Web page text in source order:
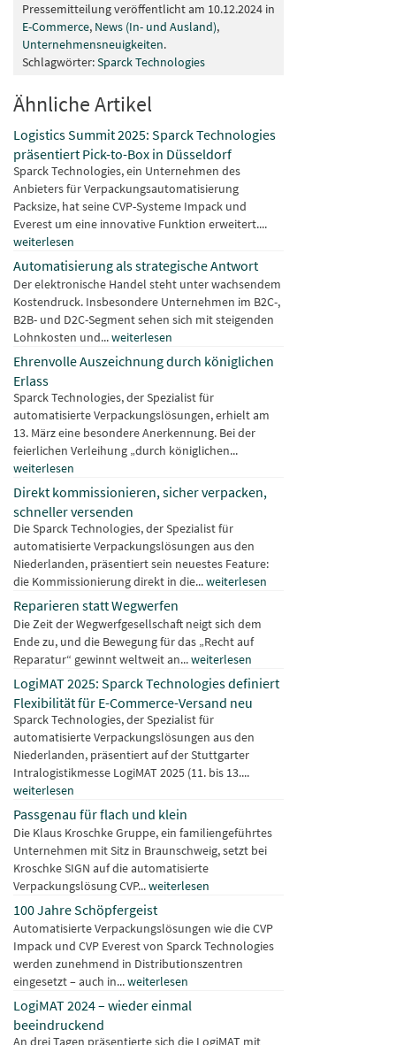
Pressemitteilung veröffentlicht am 10.12.2024 in
E-Commerce, News (In- und Ausland),
Unternehmensneuigkeiten.
Schlagwörter:Sparck Technologies
Ähnliche Artikel
Logistics Summit 2025: Sparck Technologies
präsentiert Pick-to-Box in Düsseldorf
Sparck Technologies, ein Unternehmen des
Anbieters für Verpackungsautomatisierung
Packsize, hat seine CVP-Systeme Impack und
Everest um eine innovative Funktion erweitert....
weiterlesen
Automatisierung als strategische Antwort
Der elektronische Handel steht unter wachsendem
Kostendruck. Insbesondere Unternehmen im B2C-,
B2B- und D2C-Segment sehen sich mit steigenden
Lohnkosten und...weiterlesen
Ehrenvolle Auszeichnung durch königlichen
Erlass
Sparck Technologies, der Spezialist für
automatisierte Verpackungslösungen, erhielt am
13. März eine besondere Anerkennung. Bei der
feierlichen Verleihung „durch königlichen...
weiterlesen
Direkt kommissionieren, sicher verpacken,
schneller versenden
Die Sparck Technologies, der Spezialist für
automatisierte Verpackungslösungen aus den
Niederlanden, präsentiert sein neuestes Feature:
die Kommissionierung direkt in die...weiterlesen
Reparieren statt Wegwerfen
Die Zeit der Wegwerfgesellschaft neigt sich dem
Ende zu, und die Bewegung für das „Recht auf
Reparatur“ gewinnt weltweit an...weiterlesen
LogiMAT 2025: Sparck Technologies definiert
Flexibilität für E-Commerce-Versand neu
Sparck Technologies, der Spezialist für
automatisierte Verpackungslösungen aus den
Niederlanden, präsentiert auf der Stuttgarter
Intralogistikmesse LogiMAT 2025 (11. bis 13....
weiterlesen
Passgenau für flach und klein
Die Klaus Kroschke Gruppe, ein familiengeführtes
Unternehmen mit Sitz in Braunschweig, setzt bei
Kroschke SIGN auf die automatisierte
Verpackungslösung CVP...weiterlesen
100 Jahre Schöpfergeist
Automatisierte Verpackungslösungen wie die CVP
Impack und CVP Everest von Sparck Technologies
werden zunehmend in Distributionszentren
eingesetzt – auch in...weiterlesen
LogiMAT 2024 – wieder einmal
beeindruckend
An drei Tagen präsentierte sich die LogiMAT mit